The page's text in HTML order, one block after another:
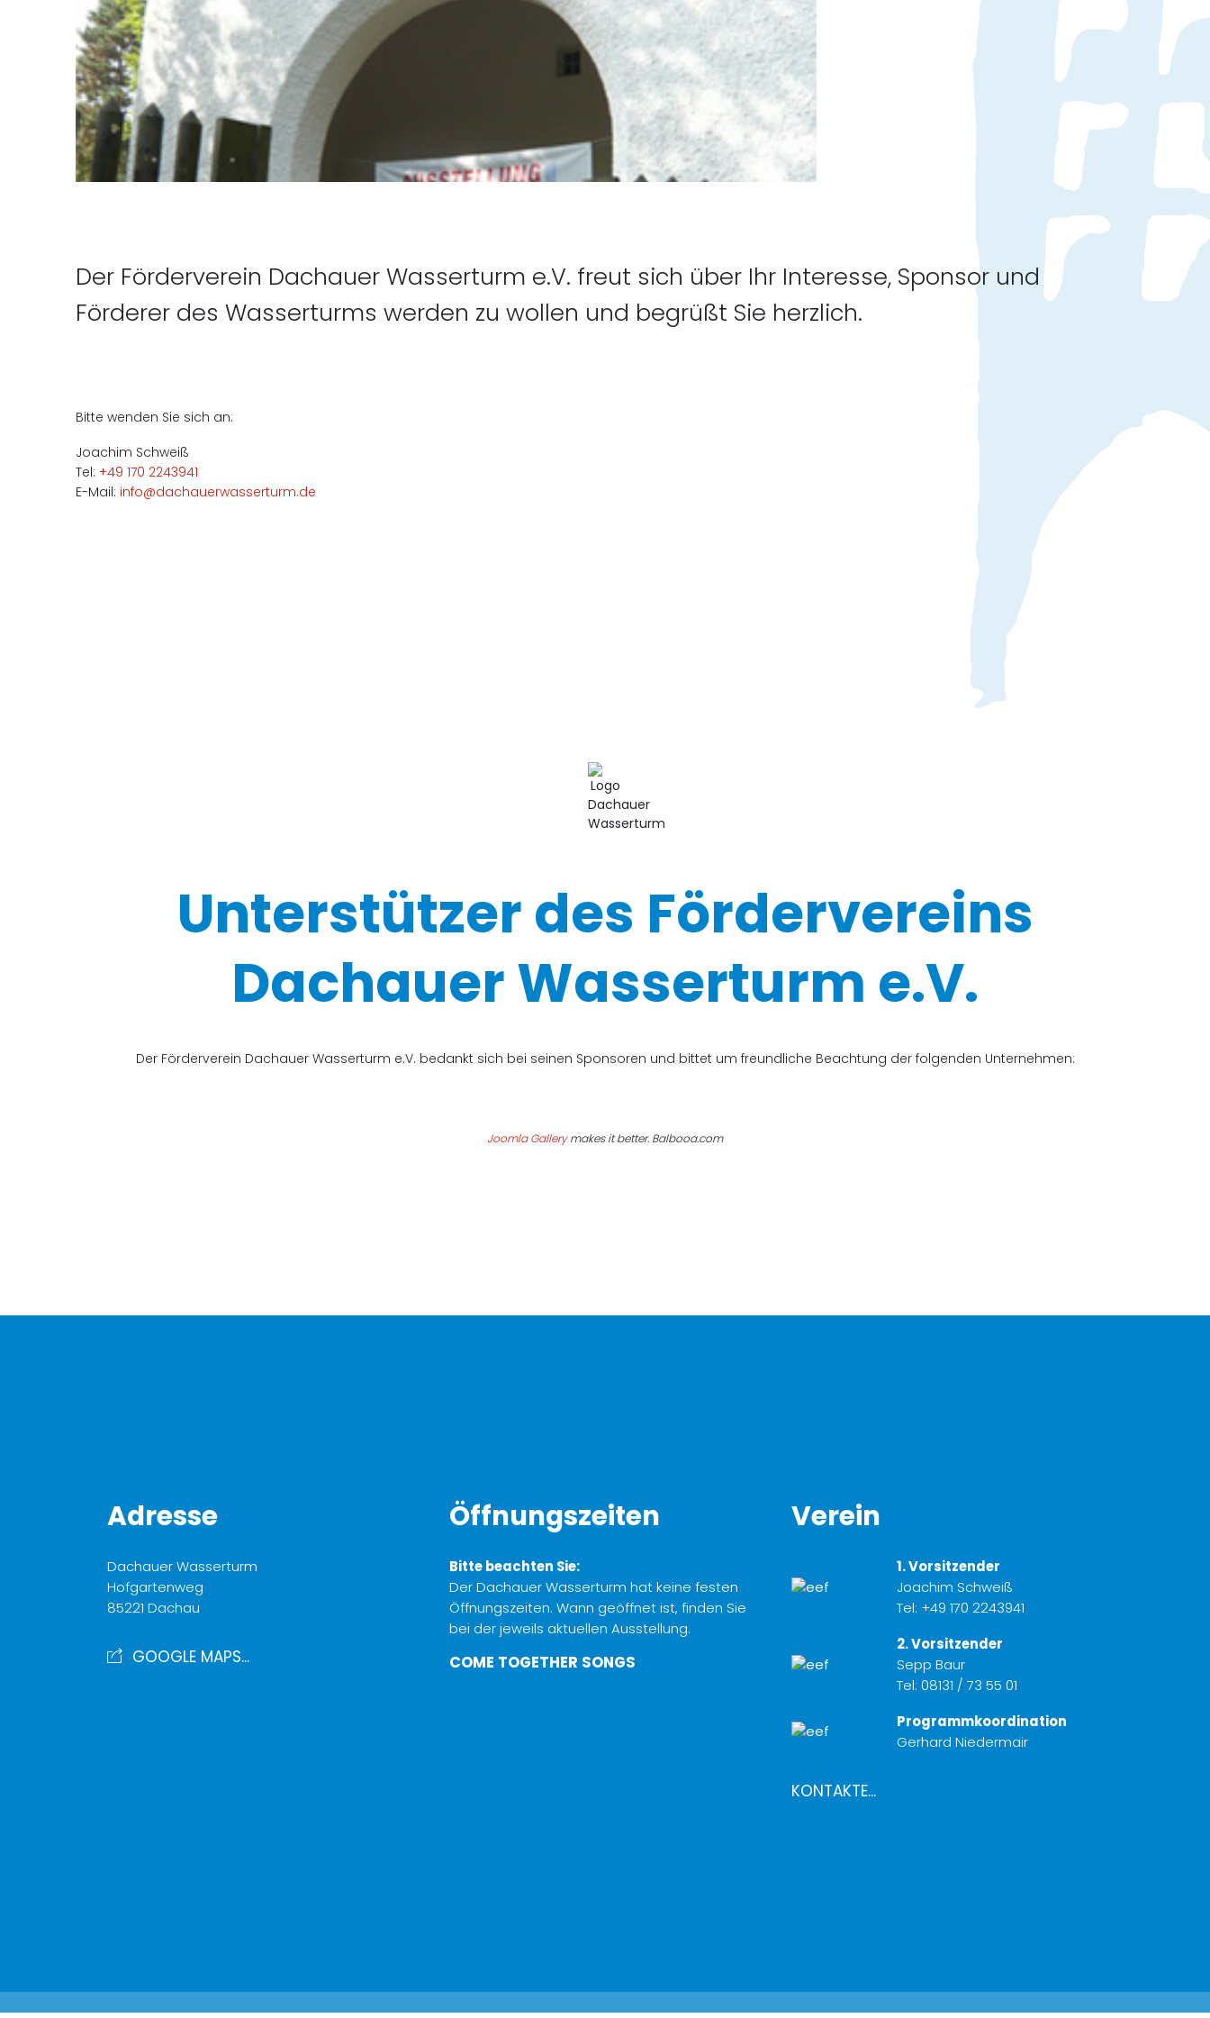
Der Förderverein Dachauer Wasserturm e.V. freut sich über Ihr Interesse, Sponsor und
Förderer des Wasserturms werden zu wollen und begrüßt Sie herzlich.
Bitte wenden Sie sich an:
Joachim Schweiß
Tel: +49 170 2243941
E-Mail: info@dachauerwasserturm.de
Unterstützer des Fördervereins
Dachauer Wasserturm e.V.
Der Förderverein Dachauer Wasserturm e.V. bedankt sich bei seinen Sponsoren und bittet um freundliche Beachtung der folgenden Unternehmen:
Joomla Gallerymakes it better. Balbooa.com
Adresse
Dachauer Wasserturm
Hofgartenweg
85221 Dachau
GOOGLE MAPS...
Öffnungszeiten
Bitte beachten Sie:
Der Dachauer Wasserturm hat keine festen
Öffnungszeiten. Wann geöffnet ist, finden Sie
bei der jeweils aktuellen Ausstellung.
COME TOGETHER SONGS
Verein
1. Vorsitzender
Joachim Schweiß
Tel: +49 170 2243941
2. Vorsitzender
Sepp Baur
Tel: 08131 / 73 55 01
Programmkoordination
Gerhard Niedermair
KONTAKTE...